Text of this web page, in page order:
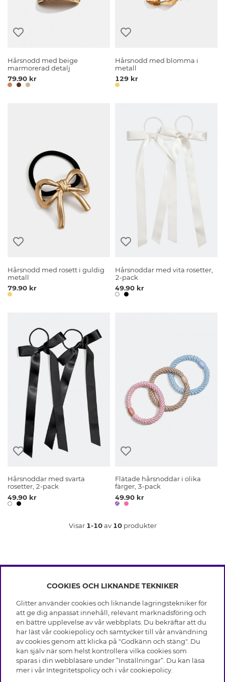
Hårsnodd med beige
marmorerad detalj
79.90 kr
Hårsnodd med blomma i
metall
129 kr
Hårsnodd med rosett i guldig
metall
79.90 kr
Hårsnoddar med vita rosetter,
2-pack
49.90 kr
Hårsnoddar med svarta
rosetter, 2-pack
49.90 kr
Flätade hårsnoddar i olika
färger, 3-pack
49.90 kr
Visar 1-10av 10produkter
INFO
Leverans
Villkor
Integritetspolicy
Cookies
Medlemsvillkor
Jobba hos Glitter
Återkallelse
OM GLITTER
Black Friday
Våra butiker
Varumärken
Företagshistoria
HJÄLP
Vanliga frågor
Kundservice
COOKIES OCH LIKNANDE TEKNIKER
Glitter använder cookies och liknande lagringstekniker för
att ge dig anpassat innehåll, relevant marknadsföring och
en bättre upplevelse av vår webbplats. Du bekräftar att du
har läst vår cookiepolicy och samtycker till vår användning
av cookies genom att klicka på "Godkänn och stäng". Du
kan själv när som helst kontrollera vilka cookies som
sparas i din webbläsare under ”Inställningar”. Du kan läsa
mer i vår Integritetspolicyoch i vårcookiepolicy